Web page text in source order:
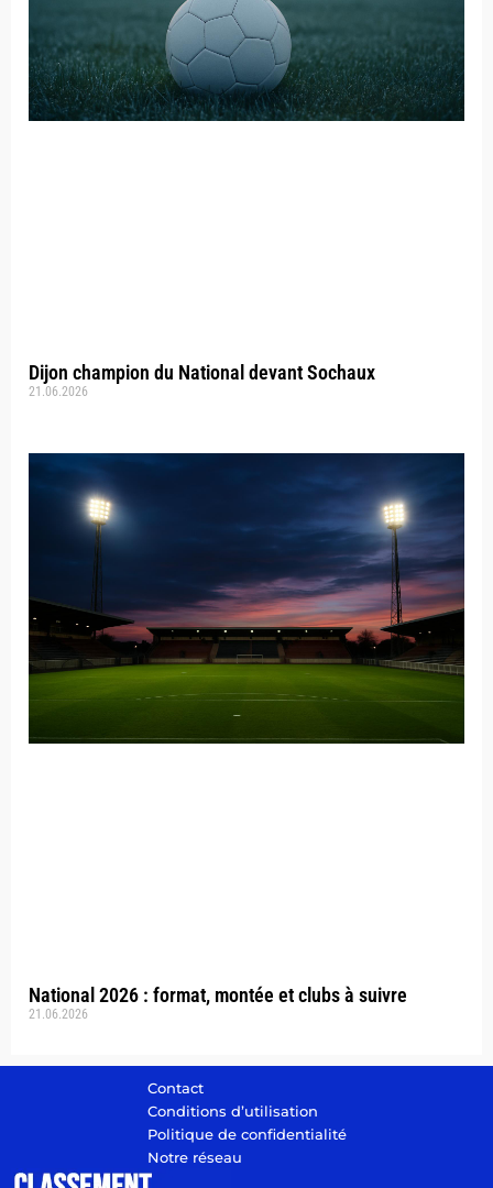
Dijon champion du National devant Sochaux
21.06.2026
National 2026 : format, montée et clubs à suivre
21.06.2026
Contact
Conditions d’utilisation
Politique de confidentialité
Notre réseau